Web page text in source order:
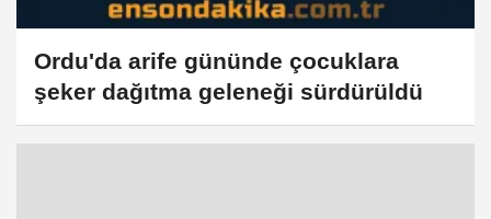
Ordu'da arife gününde çocuklara
şeker dağıtma geleneği sürdürüldü